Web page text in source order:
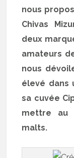
nous
Chivas
deux
amateurs
nous
élevé dans
sa cuvée
mettre au
malts.